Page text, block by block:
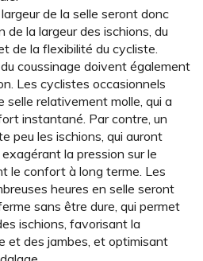
de la selle seront donc
la largeur des ischions, du
de la flexibilité du cycliste.
coussinage doivent également
Les cyclistes occasionnels
selle relativement molle, qui a
instantané. Par contre, un
peu les ischions, qui auront
la pression sur le
le confort à long terme. Les
heures en selle seront
sans être dure, qui permet
ischions, favorisant la
et des jambes, et optimisant